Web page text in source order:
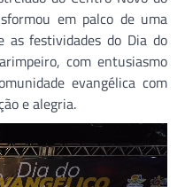
em palco de uma
as festividades do Dia do
com entusiasmo
evangélica com
e alegria.